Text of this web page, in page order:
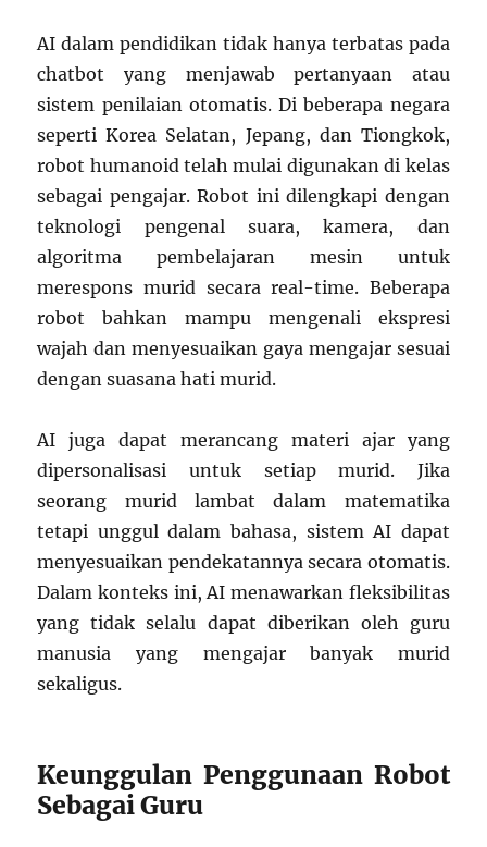
AI dalam pendidikan tidak hanya terbatas pada
chatbot yang menjawab pertanyaan atau
sistem penilaian otomatis. Di beberapa negara
seperti Korea Selatan, Jepang, dan Tiongkok,
robot humanoid telah mulai digunakan di kelas
sebagai pengajar. Robot ini dilengkapi dengan
teknologi pengenal suara, kamera, dan
algoritma pembelajaran mesin untuk
merespons murid secara real-time. Beberapa
robot bahkan mampu mengenali ekspresi
wajah dan menyesuaikan gaya mengajar sesuai
dengan suasana hati murid.
AI juga dapat merancang materi ajar yang
dipersonalisasi untuk setiap murid. Jika
seorang murid lambat dalam matematika
tetapi unggul dalam bahasa, sistem AI dapat
menyesuaikan pendekatannya secara otomatis.
Dalam konteks ini, AI menawarkan fleksibilitas
yang tidak selalu dapat diberikan oleh guru
manusia yang mengajar banyak murid
sekaligus.
Keunggulan Penggunaan Robot
Sebagai Guru